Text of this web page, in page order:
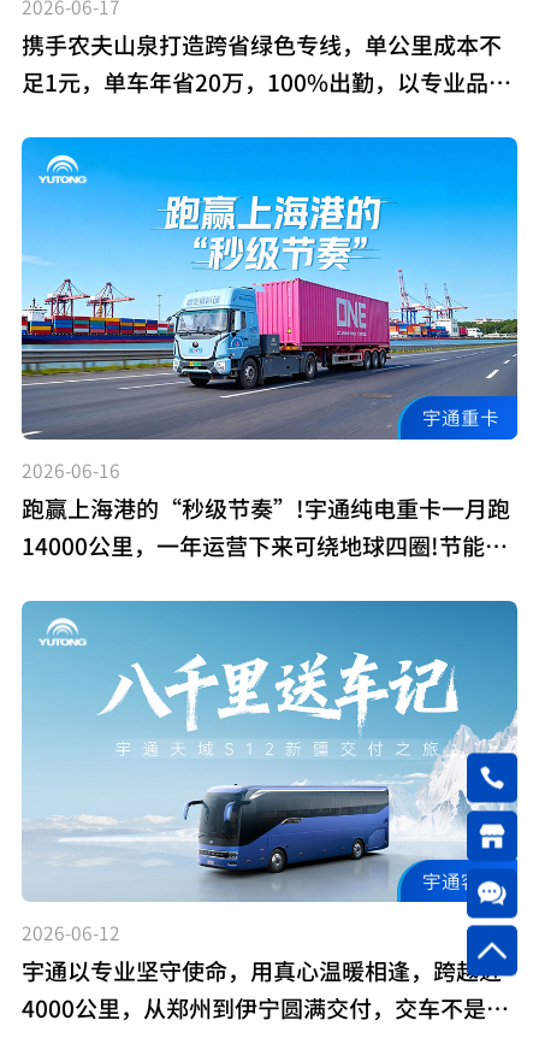
2026-06-17
携手农夫山泉打造跨省绿色专线，单公里成本不
足1元，单车年省20万，100%出勤，以专业品质
宇通重卡
2026-06-16
跑赢上海港的“秒级节奏”!宇通纯电重卡一月跑
14000公里，一年运营下来可绕地球四圈!节能高
宇通客车
2026-06-12
宇通以专业坚守使命，用真心温暖相逢，跨越近
4000公里，从郑州到伊宁圆满交付，交车不是终